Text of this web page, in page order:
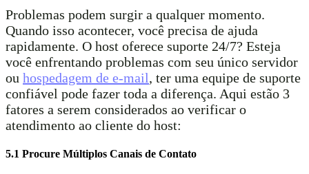
Problemas podem surgir a qualquer momento.
Quando isso acontecer, você precisa de ajuda
rapidamente. O host oferece suporte 24/7? Esteja
você enfrentando problemas com seu único servidor
ou hospedagem de e-mail, ter uma equipe de suporte
confiável pode fazer toda a diferença. Aqui estão 3
fatores a serem considerados ao verificar o
atendimento ao cliente do host:
5.1 Procure Múltiplos Canais de Contato